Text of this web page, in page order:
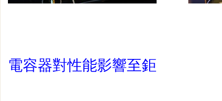
電容器對性能影響至鉅